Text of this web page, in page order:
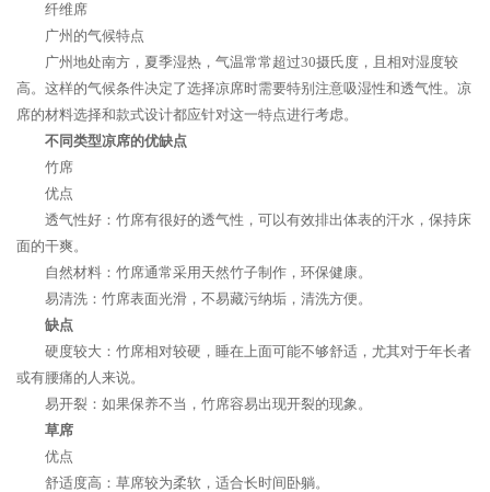
纤维席
广州的气候特点
广州地处南方，夏季湿热，气温常常超过30摄氏度，且相对湿度较
高。这样的气候条件决定了选择凉席时需要特别注意吸湿性和透气性。凉
席的材料选择和款式设计都应针对这一特点进行考虑。
不同类型凉席的优缺点
竹席
优点
透气性好：竹席有很好的透气性，可以有效排出体表的汗水，保持床
面的干爽。
自然材料：竹席通常采用天然竹子制作，环保健康。
易清洗：竹席表面光滑，不易藏污纳垢，清洗方便。
缺点
硬度较大：竹席相对较硬，睡在上面可能不够舒适，尤其对于年长者
或有腰痛的人来说。
易开裂：如果保养不当，竹席容易出现开裂的现象。
草席
优点
舒适度高：草席较为柔软，适合长时间卧躺。